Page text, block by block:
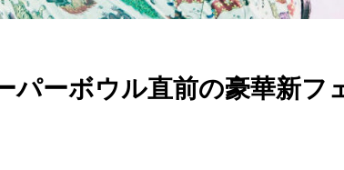
パーボウル直前の豪華新フ